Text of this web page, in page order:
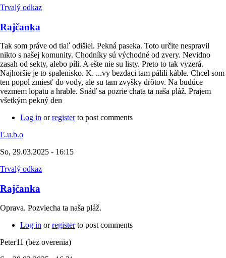
Trvalý odkaz
Rajčanka
Tak som práve od tiaľ odišiel. Pekná paseka. Toto určite nespravil
nikto s našej komunity. Chodníky sú východné od zvery. Nevidno
zasah od sekty, alebo píli. A ešte nie su listy. Preto to tak vyzerá.
Najhoršie je to spalenisko. K. ...vy bezdaci tam pálili káble. Chcel som
ten popol zmiesť do vody, ale su tam zvyšky drôtov. Na budúce
vezmem lopatu a hrable. Snáď sa pozrie chata ta naša pláž. Prajem
všetkým pekný den
Log in orregisterto post comments
Ľ.u.b.o
So, 29.03.2025 - 16:15
Trvalý odkaz
Rajčanka
Oprava. Pozviecha ta naša pláž.
Log in orregisterto post comments
Peter11 (bez overenia)